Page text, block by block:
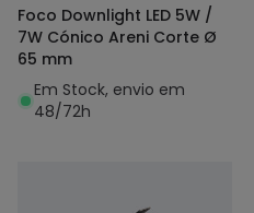
Foco Downlight LED 5W /
7W Cónico Areni Corte Ø
65 mm
Em Stock, envio em
48/72h